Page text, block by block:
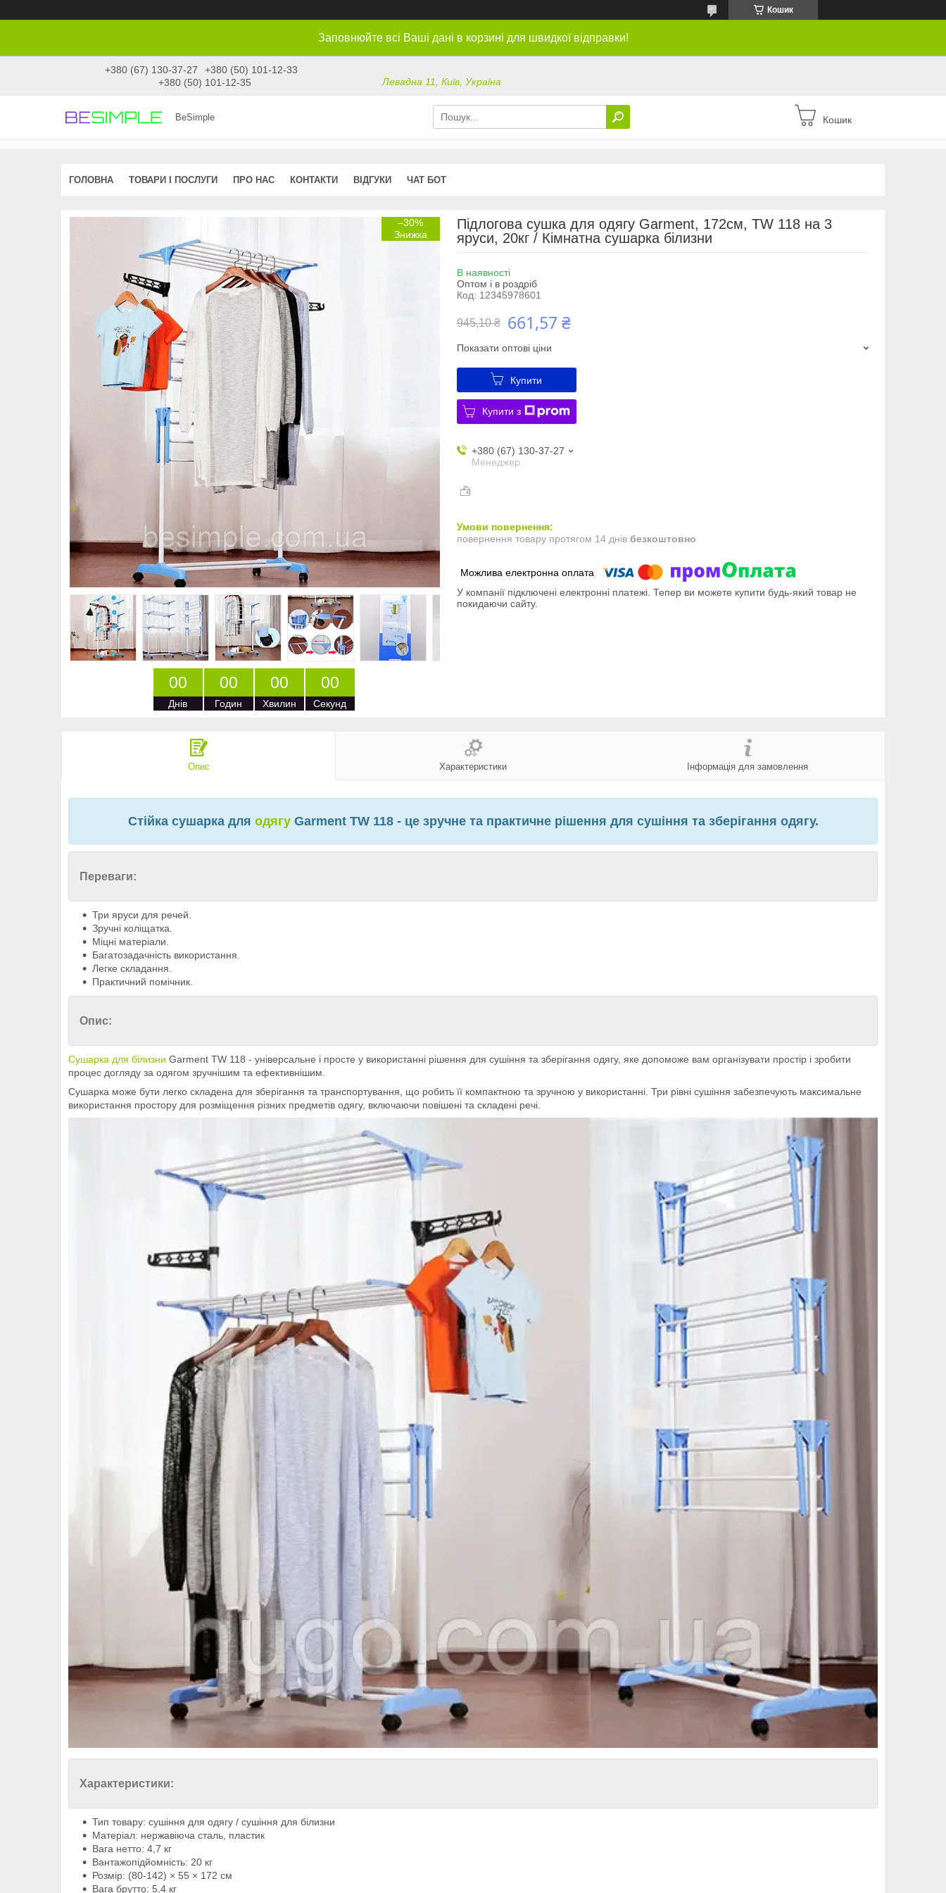
Кошик
Заповнюйте всі Ваші дані в корзині для швидкої відправки!
+380 (67) 130-37-27
+380 (50) 101-12-33
+380 (50) 101-12-35
Левадна 11, Київ, Україна
BeSimple Кошик
ГОЛОВНА ТОВАРИ І ПОСЛУГИ ПРО НАС КОНТАКТИ ВІДГУКИ ЧАТ БОТ
–30%
00
Днів
00
Годин
00
Хвилин
00
Секунд
Підлогова сушка для одягу Garment, 172см, TW 118 на 3
яруси, 20кг / Кімнатна сушарка білизни
В наявності
Оптом і в роздріб
Код: 12345978601
945,10 ₴ 661,57 ₴
Показати оптові ціни
Купити
Купити з
+380 (67) 130-37-27
Менеджер
повернення товару протягом 14 днів безкоштовно
У компанії підключені електронні платежі. Тепер ви можете купити будь-який товар не
покидаючи сайту.
Опис Характеристики Інформація для замовлення
Стійка сушарка для одягуGarment TW 118 - це зручне та практичне рішення для сушіння та зберігання одягу.
Переваги:
Три яруси для речей.
Зручні коліщатка.
Міцні матеріали.
Багатозадачність використання.
Легке складання.
Практичний помічник.
Опис:
Сушарка для білизни Garment TW 118 - універсальне і просте у використанні рішення для сушіння та зберігання одягу, яке допоможе вам організувати простір і зробити
процес догляду за одягом зручнішим та ефективнішим.
Сушарка може бути легко складена для зберігання та транспортування, що робить її компактною та зручною у використанні. Три рівні сушіння забезпечують максимальне
використання простору для розміщення різних предметів одягу, включаючи повішені та складені речі.
Характеристики:
Тип товару: сушіння для одягу / сушіння для білизни
Матеріал: нержавіюча сталь, пластик
Вага нетто: 4,7 кг
Вантажопідйомність: 20 кг
Розмір: (80-142) × 55 × 172 см
Вага брутто: 5,4 кг